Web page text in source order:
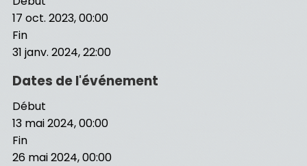
17 oct. 2023, 00:00
Fin
31 janv. 2024, 22:00
Dates de l'événement
Début
13 mai 2024, 00:00
Fin
26 mai 2024, 00:00